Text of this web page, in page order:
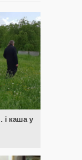
і каша у